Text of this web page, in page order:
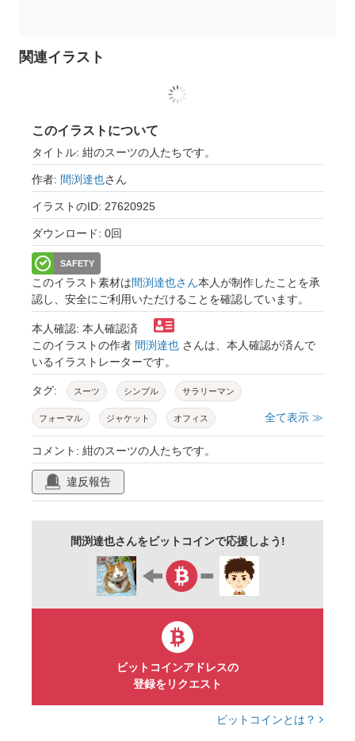
関連イラスト
このイラストについて
タイトル: 紺のスーツの人たちです。
作者: 間渕達也さん
イラストのID: 27620925
ダウンロード: 0回
SAFETY
このイラスト素材は間渕達也さん本人が制作したことを承
認し、安全にご利用いただけることを確認しています。
本人確認: 本人確認済
このイラストの作者 間渕達也 さんは、本人確認が済んで
いるイラストレーターです。
タグ: スーツ シンプル サラリーマン
フォーマル ジャケット オフィス
ビジネス スタイル ファッション
会社員 企業
男子 女子 紺
全て表示 ≫
コメント: 紺のスーツの人たちです。
違反報告
間渕達也さんをビットコインで応援しよう!
ビットコインアドレスの
登録をリクエスト
ビットコインとは？